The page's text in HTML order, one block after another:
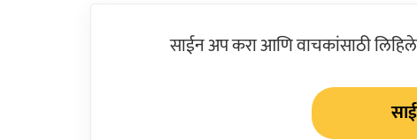
साईन अप करा आणि वाचकांसाठी